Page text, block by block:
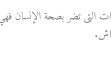
التى تضر بصحة الإنسان